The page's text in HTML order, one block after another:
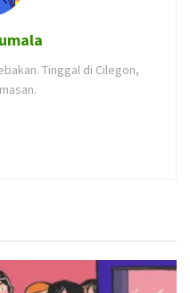
Tinggal di Cilegon,